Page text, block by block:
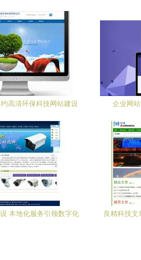
高清环保科技网站建设
企业网
本地化服务引领数字化
良精科技